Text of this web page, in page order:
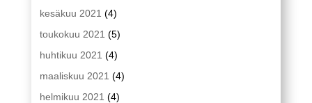
kesäkuu 2021 (4)
toukokuu 2021 (5)
huhtikuu 2021 (4)
maaliskuu 2021 (4)
helmikuu 2021 (4)